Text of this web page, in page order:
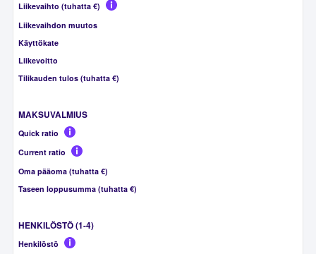
Liikevaihto (tuhatta €)
Liikevaihdon muutos
Käyttökate
Liikevoitto
Tilikauden tulos (tuhatta €)
MAKSUVALMIUS
Quick ratio
Current ratio
Oma pääoma (tuhatta €)
Taseen loppusumma (tuhatta €)
HENKILÖSTÖ (1-4)
Henkilöstö